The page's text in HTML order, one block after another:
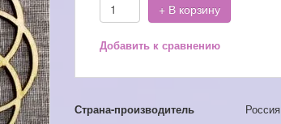
+ В корзину
Добавить к сравнению
Страна-производитель Россия